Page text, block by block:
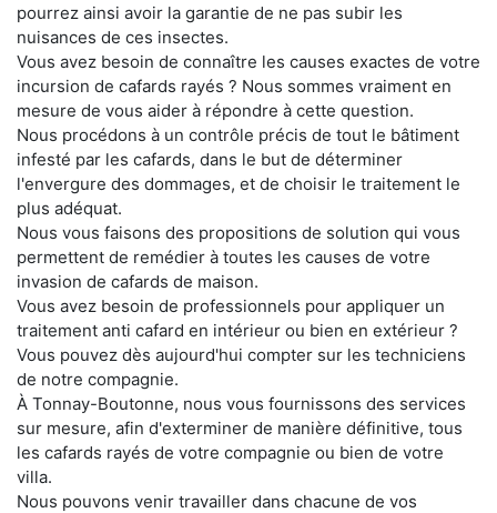
pourrez ainsi avoir la garantie de ne pas subir les
nuisances de ces insectes.
Vous avez besoin de connaître les causes exactes de votre
incursion de cafards rayés ? Nous sommes vraiment en
mesure de vous aider à répondre à cette question.
Nous procédons à un contrôle précis de tout le bâtiment
infesté par les cafards, dans le but de déterminer
l'envergure des dommages, et de choisir le traitement le
plus adéquat.
Nous vous faisons des propositions de solution qui vous
permettent de remédier à toutes les causes de votre
invasion de cafards de maison.
Vous avez besoin de professionnels pour appliquer un
traitement anti cafard en intérieur ou bien en extérieur ?
Vous pouvez dès aujourd'hui compter sur les techniciens
de notre compagnie.
À Tonnay-Boutonne, nous vous fournissons des services
sur mesure, afin d'exterminer de manière définitive, tous
les cafards rayés de votre compagnie ou bien de votre
villa.
Nous pouvons venir travailler dans chacune de vos